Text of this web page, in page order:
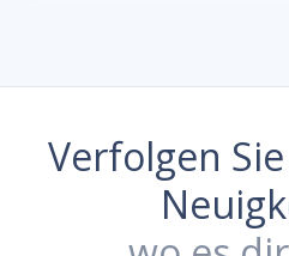
Verfolgen